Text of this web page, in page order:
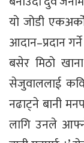
यो जोडी
आदान–प्रदान
बसेर मिठो
सेजुवाललाई
नढाट्ने बानी
लागि उनले